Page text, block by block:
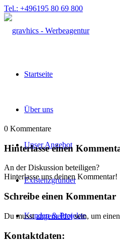
Tel.: +496195 80 69 800
Startseite
Über uns
Unser Angebot
Existenzgründer
Kunden & Projekte
0 Kommentare
Hinterlasse einen
An der Diskussion beteiligen?
Hinterlasse uns deinen Kommentar!
Schreibe einen Kommentar
Du musstangemeldetsein, um
Kontaktdaten: